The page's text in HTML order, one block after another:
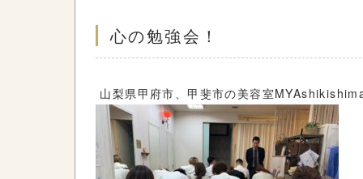
心の勉強会！
山梨県甲府市、甲斐市の美容室